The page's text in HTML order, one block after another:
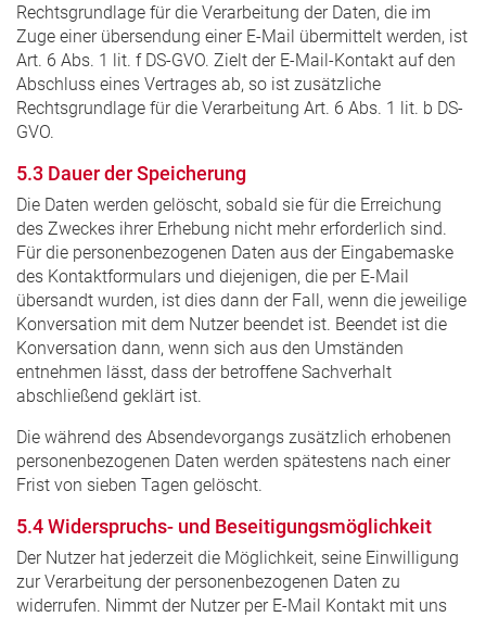
Rechtsgrundlage für die Verarbeitung der Daten, die im
Zuge einer übersendung einer E-Mail übermittelt werden, ist
Art. 6 Abs. 1 lit. f DS-GVO. Zielt der E-Mail-Kontakt auf den
Abschluss eines Vertrages ab, so ist zusätzliche
Rechtsgrundlage für die Verarbeitung Art. 6 Abs. 1 lit. b DS-
GVO.
5.3 Dauer der Speicherung
Die Daten werden gelöscht, sobald sie für die Erreichung
des Zweckes ihrer Erhebung nicht mehr erforderlich sind.
Für die personenbezogenen Daten aus der Eingabemaske
des Kontaktformulars und diejenigen, die per E-Mail
übersandt wurden, ist dies dann der Fall, wenn die jeweilige
Konversation mit dem Nutzer beendet ist. Beendet ist die
Konversation dann, wenn sich aus den Umständen
entnehmen lässt, dass der betroffene Sachverhalt
abschließend geklärt ist.
Die während des Absendevorgangs zusätzlich erhobenen
personenbezogenen Daten werden spätestens nach einer
Frist von sieben Tagen gelöscht.
5.4 Widerspruchs- und Beseitigungsmöglichkeit
Der Nutzer hat jederzeit die Möglichkeit, seine Einwilligung
zur Verarbeitung der personenbezogenen Daten zu
widerrufen. Nimmt der Nutzer per E-Mail Kontakt mit uns